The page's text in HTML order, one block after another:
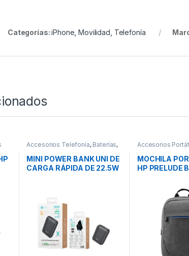
Categorías:iPhone ,Movilidad Telefonía
Accesorios Telefonía, Baterías,
MINI POWER BANK UNI DE
CARGA RÁPIDA DE 22.5W
Accesorios
Transporte
MOCHILA
HP PRELUDE